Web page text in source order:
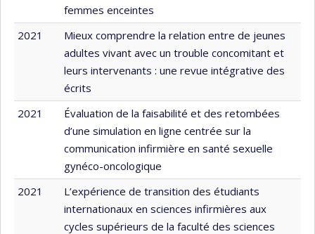
femmes enceintes
2021
Mieux comprendre la relation entre de jeunes
adultes vivant avec un trouble concomitant et
leurs intervenants : une revue intégrative des
écrits
2021
Évaluation de la faisabilité et des retombées
d’une simulation en ligne centrée sur la
communication infirmière en santé sexuelle
gynéco-oncologique
2021
L’expérience de transition des étudiants
internationaux en sciences infirmières aux
cycles supérieurs de la faculté des sciences